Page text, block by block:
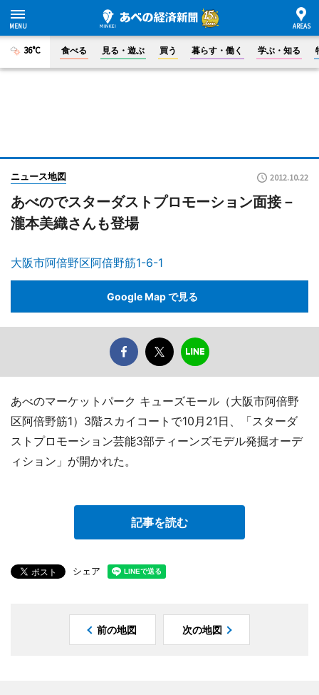
36°C 食べる 見る・遊ぶ 買う 暮らす・働く 学ぶ・知る
ニュース地図 2012.10.22
あべのでスターダストプロモーション面接－
瀧本美織さんも登場
大阪市阿倍野区阿倍野筋1-6-1
Google Map で見る
あべのマーケットパーク キューズモール（大阪市阿倍野
区阿倍野筋1）3階スカイコートで10月21日、「スターダ
ストプロモーション芸能3部ティーンズモデル発掘オーデ
ィション」が開かれた。
記事を読む
シェア
前の地図 次の地図